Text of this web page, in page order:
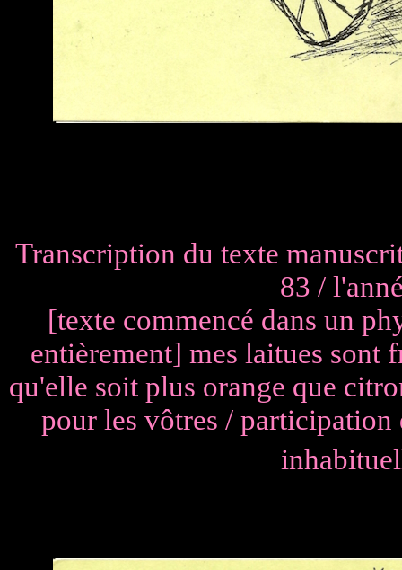
Transcription du texte
83 /
[texte commencé dans un
entièrement] mes laitues sont
qu'elle soit plus orange que
pour les vôtres /